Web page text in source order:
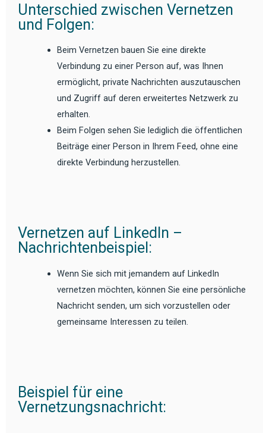
Unterschied zwischen Vernetzen
und Folgen:
Beim Vernetzen bauen Sie eine direkte
Verbindung zu einer Person auf, was Ihnen
ermöglicht, private Nachrichten auszutauschen
und Zugriff auf deren erweitertes Netzwerk zu
erhalten.
Beim Folgen sehen Sie lediglich die öffentlichen
Beiträge einer Person in Ihrem Feed, ohne eine
direkte Verbindung herzustellen.
Vernetzen auf LinkedIn –
Nachrichtenbeispiel:
Wenn Sie sich mit jemandem auf LinkedIn
vernetzen möchten, können Sie eine persönliche
Nachricht senden, um sich vorzustellen oder
gemeinsame Interessen zu teilen.
Beispiel für eine
Vernetzungsnachricht: